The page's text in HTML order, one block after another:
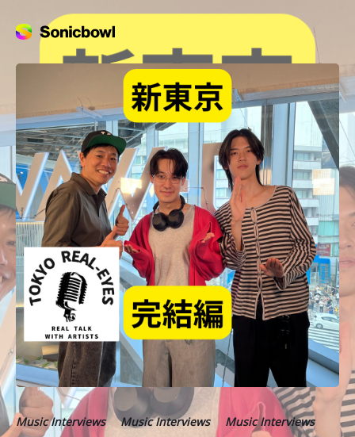
Music Interviews Music Interviews Music Interviews